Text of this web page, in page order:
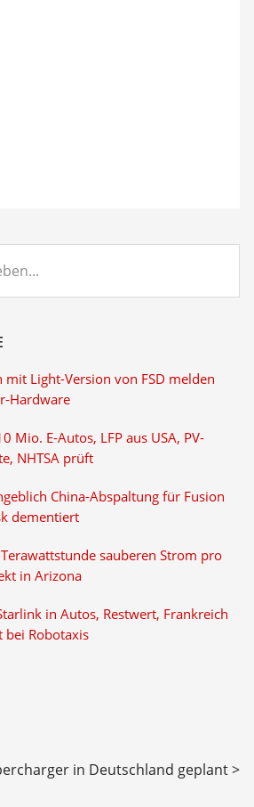
mit Light-Version von FSD melden
Hardware
Mio. E-Autos, LFP aus USA, PV-
NHTSA prüft
China-Abspaltung für Fusion
dementiert
sauberen Strom pro
in Arizona
in Autos, Restwert, Frankreich
bei Robotaxis
in Deutschland geplant >